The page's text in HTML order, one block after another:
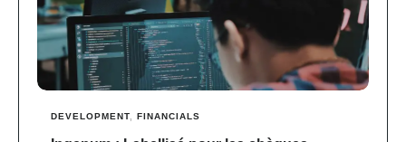
DEVELOPMENT FINANCIALS